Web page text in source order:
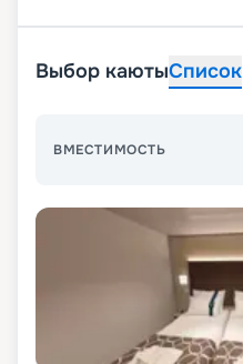
Выбор каютыСписок
ВМЕСТИМОСТЬ